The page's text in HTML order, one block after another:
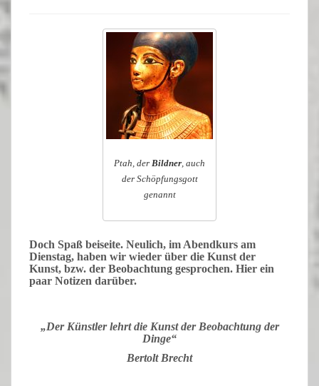
Ptah, der Bildner , auch
der Schöpfungsgott
genannt
Doch Spaß beiseite. Neulich, im Abendkurs am
Dienstag, haben wir wieder über die Kunst der
Kunst, bzw. der Beobachtung gesprochen. Hier ein
paar Notizen darüber.
„Der Künstler lehrt die Kunst der Beobachtung der
Dinge“
Bertolt Brecht